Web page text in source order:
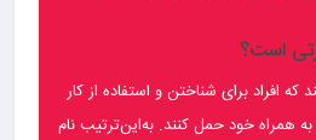
است؟
افراد برای شناختن و استفاده از کار
همراه خود حمل کنند. به‌این‌ترتیب نام